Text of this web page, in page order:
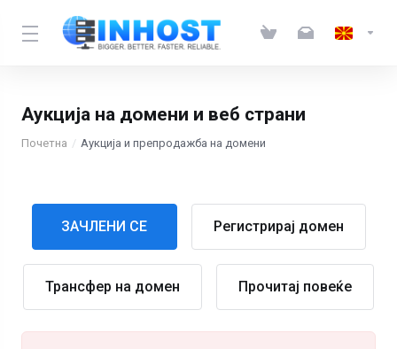
Аукција на домени и веб страни
Почетна Аукција и препродажба на домени
ЗАЧЛЕНИ СЕ Регистрирај домен
Трансфер на домен Прочитај повеќе